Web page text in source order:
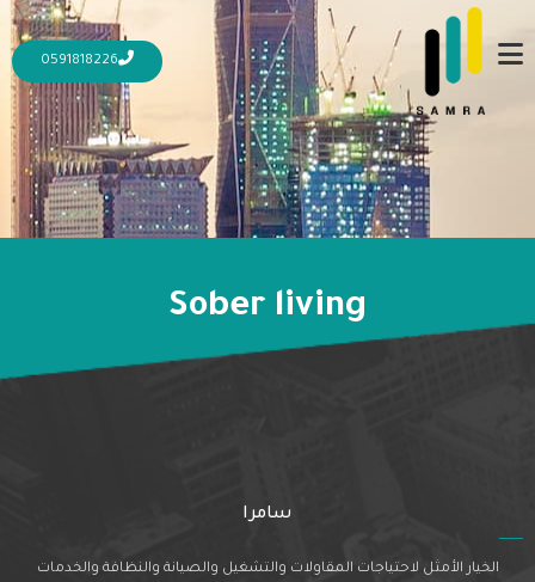
0591818226
Sober living
سامرا
الخيار الأمثل لاحتياجات المقاولات والتشغيل والصيانة والنظافة والخدمات